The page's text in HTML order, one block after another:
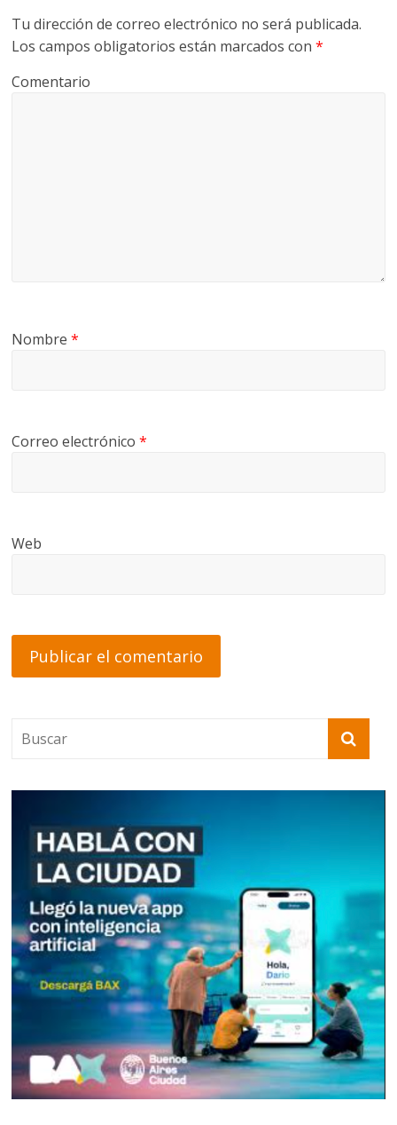
Tu dirección de correo electrónico no será publicada.
Los campos obligatorios están marcados con*
Comentario
Nombre*
Correo electrónico*
Web